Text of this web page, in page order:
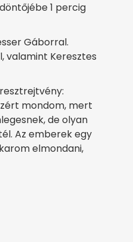
1 percig
Gáborral.
valamint Keresztes
mondom, mert
de olyan
Az emberek egy
elmondani,